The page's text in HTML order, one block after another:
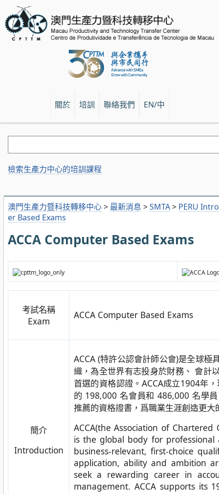
關於 培訓 聯絡我們 EN/中
澳門生產力暨科技轉移中心> 最新消息 >SMTA> PERU
er Based Exams
ACCA Computer Based Exams
考試名稱
Exam
ACCA Computer Based Exams
簡介
Introduction
ACCA (特許公認會計師公會)是全球極
織，為全世界有志投身於財務、 會計
首選的資格認證。ACCA成立1904年
的 198,000 名會員和 486,000 名學
推薦的資格證書，爲職業生涯創造更大
ACCA(the Association of Chartered
is the global body for professional
business-relevant, first-choice
application, ability and ambition
seek a rewarding career in
management. ACCA supports its
檢索生產力中心的培訓課程